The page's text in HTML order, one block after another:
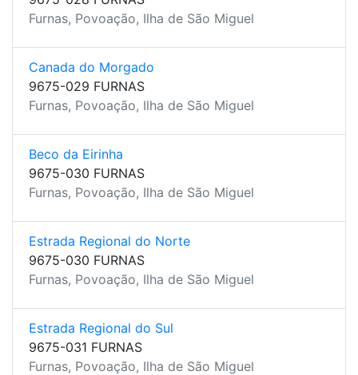
Furnas, Povoação, Ilha de São Miguel
Canada do Morgado
9675-029 FURNAS
Furnas, Povoação, Ilha de São Miguel
Beco da Eirinha
9675-030 FURNAS
Furnas, Povoação, Ilha de São Miguel
Estrada Regional do Norte
9675-030 FURNAS
Furnas, Povoação, Ilha de São Miguel
Estrada Regional do Sul
9675-031 FURNAS
Furnas, Povoação, Ilha de São Miguel